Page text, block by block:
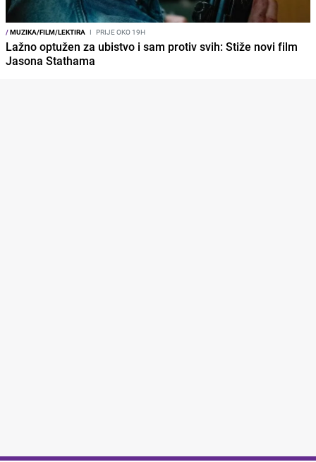
/MUZIKA/FILM/LEKTIRA I PRIJE OKO 19H
Lažno optužen za ubistvo i sam protiv svih: Stiže novi film
Jasona Stathama